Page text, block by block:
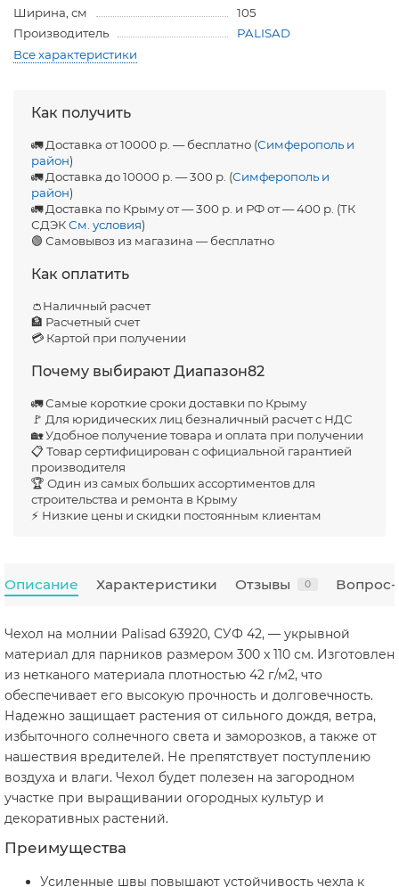
Ширина, см
105
Производитель
PALISAD
Все характеристики
Как получить
🚛 Доставка от 10000 р. — бесплатно (Симферополь и
район)
🚛 Доставка до 10000 р. — 300 р. (Симферополь и
район)
🚛 Доставка по Крыму от — 300 р. и РФ от — 400 р. (ТК
СДЭКСм. условия)
🟢 Самовывоз из магазина — бесплатно
Как оплатить
👛Наличный расчет
🏦 Расчетный счет
💳 Картой при получении
Почему выбирают Диапазон82
🚛 Самые короткие сроки доставки по Крыму
🚩 Для юридических лиц безналичный расчет с НДС
🏡 Удобное получение товара и оплата при получении
📋 Товар сертифицирован с официальной гарантией
производителя
🏆 Один из самых больших ассортиментов для
строительства и ремонта в Крыму
⚡ Низкие цены и скидки постоянным клиентам
Описание Характеристики Отзывы 0 Вопрос-
Чехол на молнии Palisad 63920, СУФ 42, — укрывной
материал для парников размером 300 x 110 см. Изготовлен
из нетканого материала плотностью 42 г/м2, что
обеспечивает его высокую прочность и долговечность.
Надежно защищает растения от сильного дождя, ветра,
избыточного солнечного света и заморозков, а также от
нашествия вредителей. Не препятствует поступлению
воздуха и влаги. Чехол будет полезен на загородном
участке при выращивании огородных культур и
декоративных растений.
Преимущества
Усиленные швы повышают устойчивость чехла к